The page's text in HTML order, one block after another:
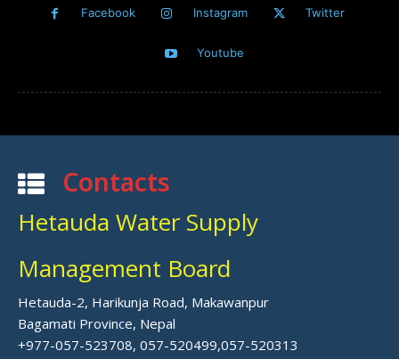
Facebook Instagram Twitter
Youtube
Contacts
Hetauda Water Supply
Management Board
Hetauda-2, Harikunja Road, Makawanpur
Bagamati Province, Nepal
+977-057-523708, 057-520499,057-520313